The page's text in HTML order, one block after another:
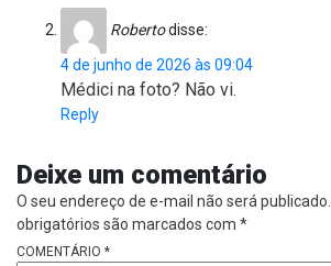
Robertodisse:
4 de junho de 2026 às 09:04
Médici na foto? Não vi.
Reply
Deixe um comentário
O seu endereço de e-mail não será publicado.
obrigatórios são marcados com *
COMENTÁRIO *